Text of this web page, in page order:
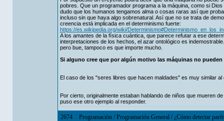
pobres. Que un programador programa a la máquina, como si
dudo que los humanos tengamos alma o cosas raras así que
incluso sin que haya algo sobrenatural. Así que no se trata de
creencia está implicada en el determinismo fuerte:
https://es.wikipedia.org/wiki/
A los amantes de la física cuántica, que parece refutar a ese
interpretaciones de los hechos, el azar ontológico es
pero bue, tampoco es que importe mucho.
Si alguno cree que por algún motivo las máquinas no
El caso de los "seres libres que hacen maldades" es muy similar
Por cierto, originalmente estaban hablando de niños que mueren
puso ese otro ejemplo al responder.
2674 Programación/Programación General/¿Cómo detectar